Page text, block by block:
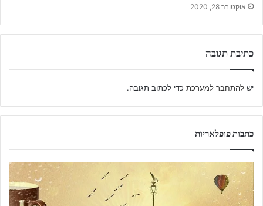
אוקטובר 28, 2020
כתיבת תגובה
יש להתחבר למערכת כדי לכתוב תגובה.
כתבות פופלאריות